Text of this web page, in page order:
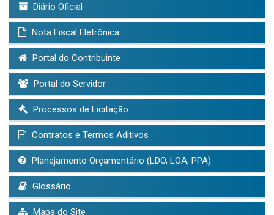
Diário Oficial
Nota Fiscal Eletrônica
Portal do Contribuinte
Portal do Servidor
Processos de Licitação
Contratos e Termos Aditivos
Planejamento Orçamentário (LDO, LOA, PPA)
Glossário
Mapa do Site